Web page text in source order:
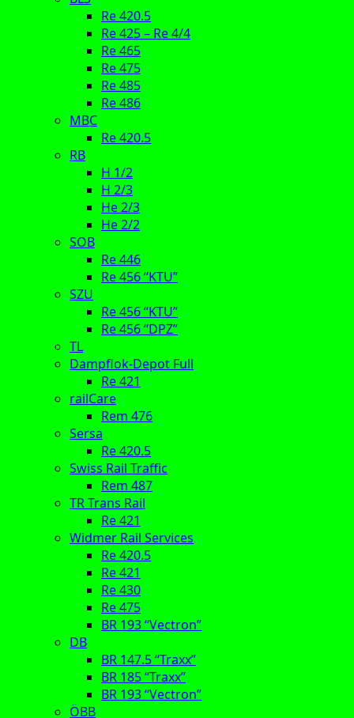
Re 420.5
Re 425 – Re 4/4
Re 465
Re 475
Re 485
Re 486
MBC
Re 420.5
RB
H 1/2
H 2/3
He 2/3
He 2/2
SOB
Re 446
Re 456 “KTU”
SZU
Re 456 “KTU”
Re 456 “DPZ”
TL
Dampflok-Depot Full
Re 421
railCare
Rem 476
Sersa
Re 420.5
Swiss Rail Traffic
Rem 487
TR Trans Rail
Re 421
Widmer Rail Services
Re 420.5
Re 421
Re 430
Re 475
BR 193 “Vectron”
DB
BR 147.5 “Traxx”
BR 185 “Traxx”
BR 193 “Vectron”
ÖBB